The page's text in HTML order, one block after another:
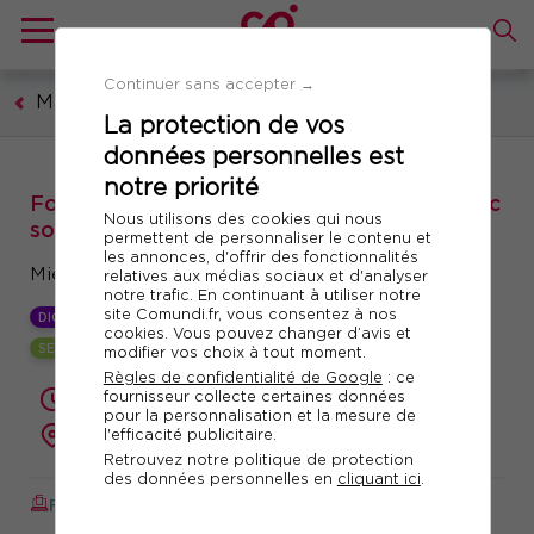
Continuer sans accepter →
La protection de vos
données personnelles est
notre priorité
Nous utilisons des cookies qui nous
permettent de personnaliser le contenu et
les annonces, d'offrir des fonctionnalités
relatives aux médias sociaux et d'analyser
notre trafic. En continuant à utiliser notre
site Comundi.fr, vous consentez à nos
cookies. Vous pouvez changer d’avis et
modifier vos choix à tout moment.
Règles de confidentialité de Google : ce
fournisseur collecte certaines données
pour la personnalisation et la mesure de
l'efficacité publicitaire.
Retrouvez notre politique de protection
des données personnelles en cliquant ici
Management et leadership
FORMATION AUGMENTÉE
Formation : Communiquer efficacement avec
son équipe et sa hiérarchie
Mieux communiquer avec le DISC®
DIGITAL LEARNING +
SESSION GARANTIE
2 jours (14 heures)
présentiel ou à distance